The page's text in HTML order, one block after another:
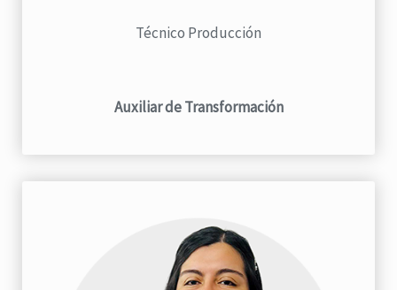
Técnico Producción
Auxiliar de Transformación